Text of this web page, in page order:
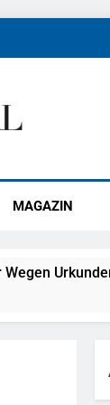
MAGAZIN
Festnahme